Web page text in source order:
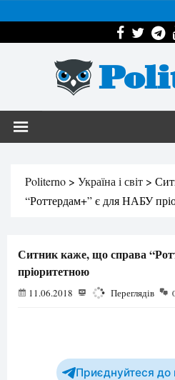
Politerno > Україна і світ >
“Роттердам+” є для НАБУ
Ситник каже, що справа
пріоритетною
11.06.2018 2120 Переглядів
Приєднуйтеся до